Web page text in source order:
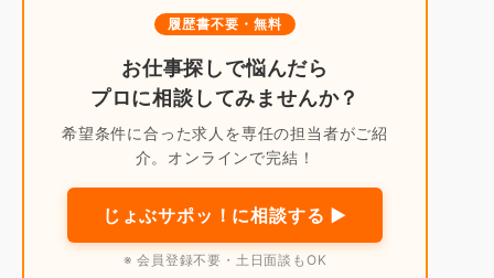
履歴書不要・無料
お仕事探しで悩んだら
プロに相談してみませんか？
希望条件に合った求人を専任の担当者がご紹
介。オンラインで完結！
じょぶサポッ！に相談する ▶
※ 会員登録不要・土日面談もOK